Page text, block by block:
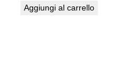
Aggiungi al carrello